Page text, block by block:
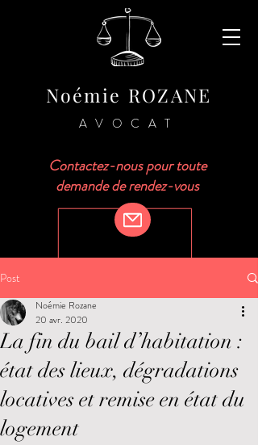
Noémie ROZANE
AVOCAT
Contactez-nous pour toute
demande de rendez-vous
Post
La fin du bail d’habitation :
état des lieux, dégradations
locatives et remise en état du
logement
Noémie Rozane
20 avr. 2020